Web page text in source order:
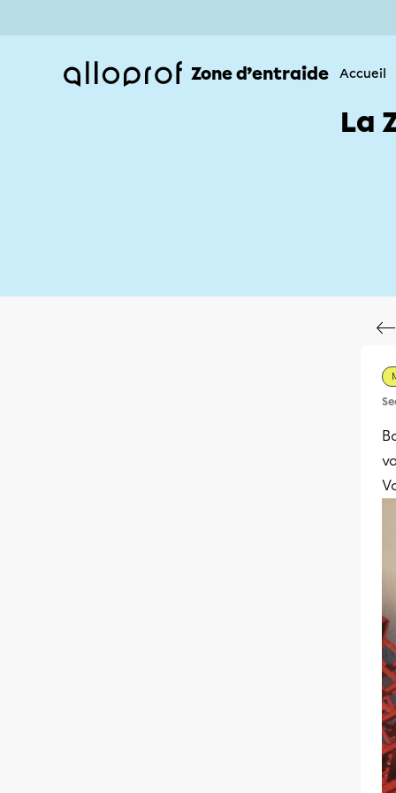
Zone d’entraide Accueil
La